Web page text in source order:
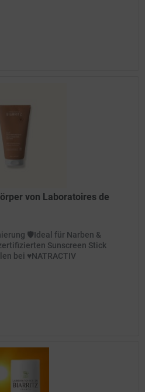
von Laboratoires de
🛡️Ideal für Narben &
Sunscreen Stick
bei ♥️NATRACTIV